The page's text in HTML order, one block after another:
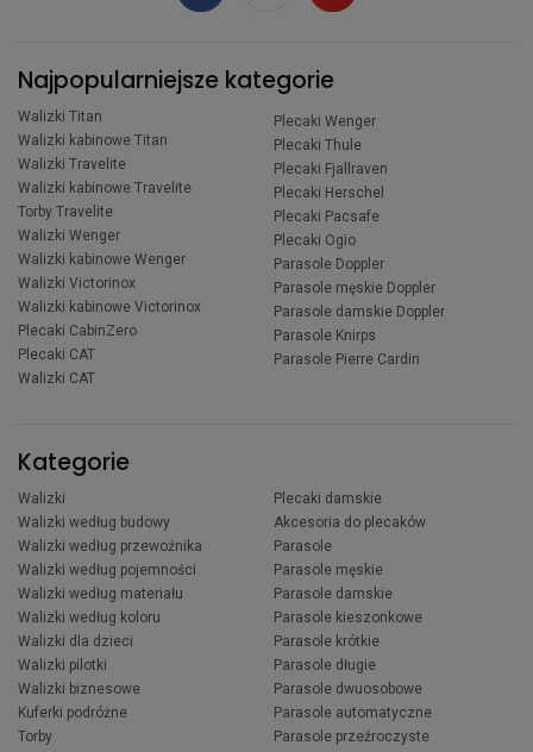
Najpopularniejsze kategorie
Walizki Titan
Walizki kabinowe Titan
Walizki Travelite
Walizki kabinowe Travelite
Torby Travelite
Walizki Wenger
Walizki kabinowe Wenger
Walizki Victorinox
Walizki kabinowe Victorinox
Plecaki CabinZero
Plecaki CAT
Walizki CAT
Plecaki Wenger
Plecaki Thule
Plecaki Fjallraven
Plecaki Herschel
Plecaki Pacsafe
Plecaki Ogio
Parasole Doppler
Parasole męskie Doppler
Parasole damskie Doppler
Parasole Knirps
Parasole Pierre Cardin
Kategorie
Walizki
Walizki według budowy
Walizki według przewoźnika
Walizki według pojemności
Walizki według materiału
Walizki według koloru
Walizki dla dzieci
Walizki pilotki
Walizki biznesowe
Kuferki podróżne
Torby
Plecaki damskie
Akcesoria do plecaków
Parasole
Parasole męskie
Parasole damskie
Parasole kieszonkowe
Parasole krótkie
Parasole długie
Parasole dwuosobowe
Parasole automatyczne
Parasole przeźroczyste